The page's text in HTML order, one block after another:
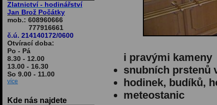
Zlatnictví - hodinářství
Jan Brož Počátky
mob.: 608960666
777916661
č.ú. 214140172/0600
Otvírací doba:
Po - Pá
8.30 - 12.00
13.00 - 16.30
So 9.00 - 11.00
více
Kde nás najdete
i pravými kameny
snubních prstenů
hodinek, budíků,
meteostanic